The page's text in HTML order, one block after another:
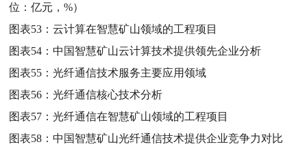
位：亿元，%）
图表53：云计算在智慧矿山领域的工程项目
图表54：中国智慧矿山云计算技术提供领先企业分析
图表55：光纤通信技术服务主要应用领域
图表56：光纤通信核心技术分析
图表57：光纤通信在智慧矿山领域的工程项目
图表58：中国智慧矿山光纤通信技术提供企业竞争力对比